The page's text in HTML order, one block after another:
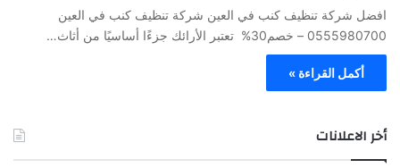
افضل شركة تنظيف كنب في العين شركة تنظيف كنب في العين
0555980700 – خصم30% تعتبر الأرائك جزءًا أساسيًا من أثاث…
أكمل القراءة »
أخر الاعلانات